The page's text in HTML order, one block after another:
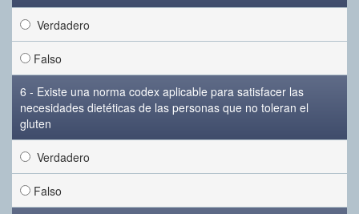
Verdadero
Falso
6 - Existe una norma codex aplicable para satisfacer las
necesidades dietéticas de las personas que no toleran el
gluten
Verdadero
Falso